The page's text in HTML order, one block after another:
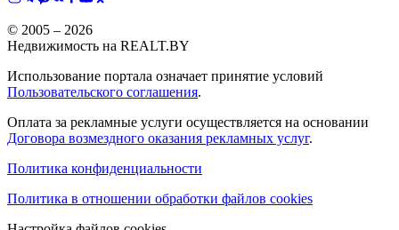
© 2005 – 2026
Недвижимость на REALT.BY
Использование портала означает принятие условий
Пользовательского соглашения.
Оплата за рекламные услуги осуществляется на основании
Договора возмездного оказания рекламных услуг.
Политика конфиденциальности
Политика в отношении обработки файлов cookies